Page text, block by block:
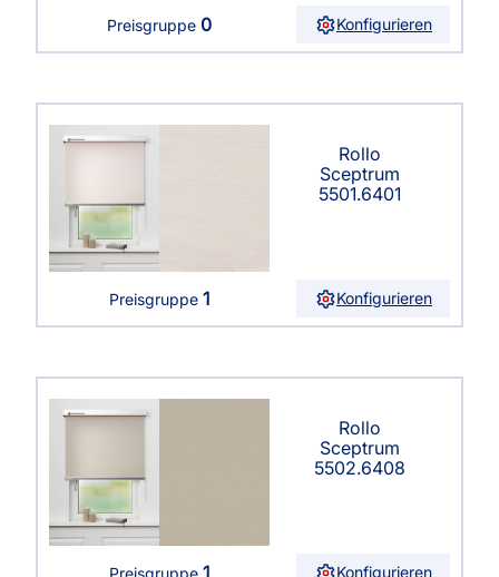
Preisgruppe 0 Konfigurieren
Rollo
Sceptrum
5501.6401
Preisgruppe 1 Konfigurieren
Rollo
Sceptrum
5502.6408
Preisgruppe 1 Konfigurieren